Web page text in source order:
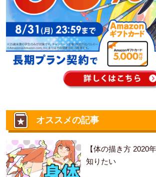
オススメの記事
【体の描き方 2020
知りたい